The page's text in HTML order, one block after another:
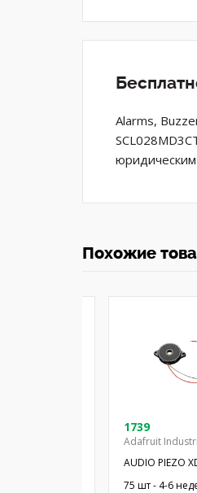
Alarms,
Похожие
1739
Adafruit
AUDIO PIEZO
CHASSIS
75 шт - 4-6